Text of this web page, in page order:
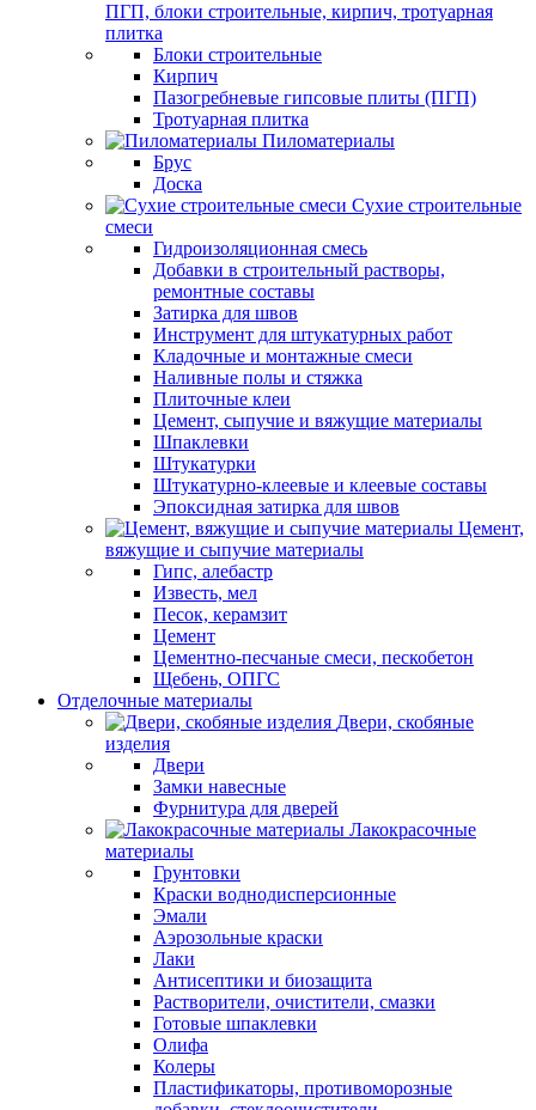
ПГП, блоки строительные, кирпич, тротуарная
плитка
Блоки строительные
Кирпич
Пазогребневые гипсовые плиты (ПГП)
Тротуарная плитка
Пиломатериалы
Брус
Доска
Сухие строительные
смеси
Гидроизоляционная смесь
Добавки в строительный растворы,
ремонтные составы
Затирка для швов
Инструмент для штукатурных работ
Кладочные и монтажные смеси
Наливные полы и стяжка
Плиточные клеи
Цемент, сыпучие и вяжущие материалы
Шпаклевки
Штукатурки
Штукатурно-клеевые и клеевые составы
Эпоксидная затирка для швов
Цемент,
вяжущие и сыпучие материалы
Гипс, алебастр
Известь, мел
Песок, керамзит
Цемент
Цементно-песчаные смеси, пескобетон
Щебень, ОПГС
Отделочные материалы
Двери, скобяные
изделия
Двери
Замки навесные
Фурнитура для дверей
Лакокрасочные
материалы
Грунтовки
Краски воднодисперсионные
Эмали
Аэрозольные краски
Лаки
Антисептики и биозащита
Растворители, очистители, смазки
Готовые шпаклевки
Олифа
Колеры
Пластификаторы, противоморозные